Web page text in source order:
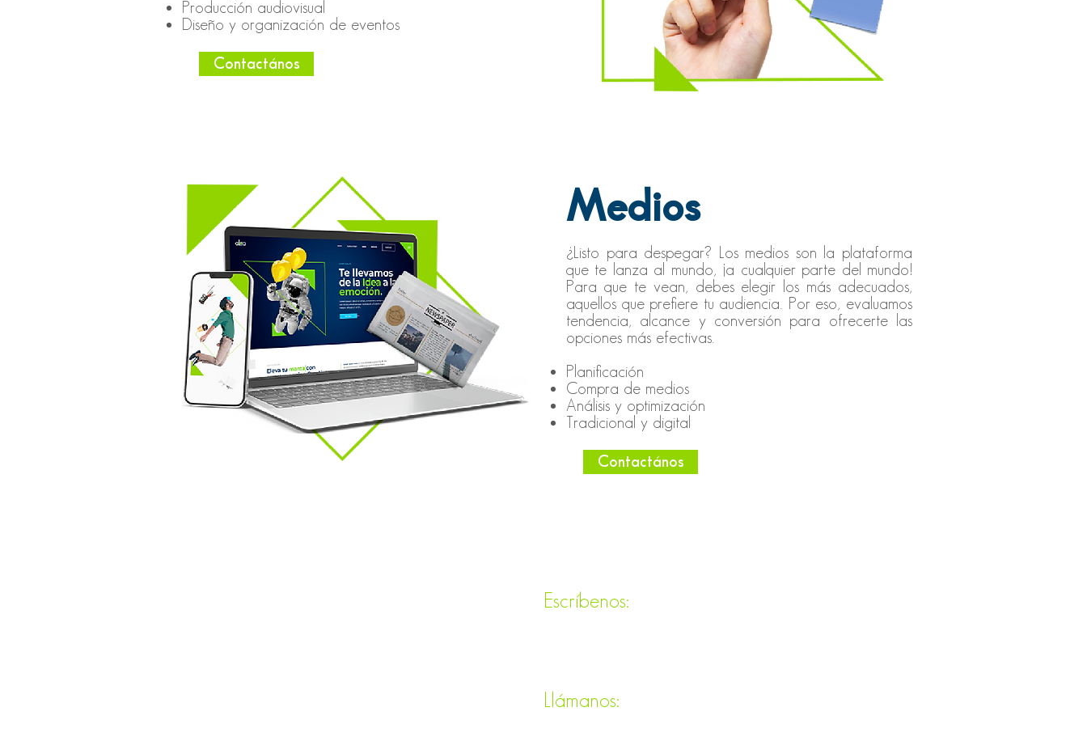
Producción audiovisual
Diseño y organización de eventos
Contactános
Medios
¿Listo para despegar? Los medios son la plataforma
que te lanza al mundo, ¡a cualquier parte del mundo!
Para que te vean, debes elegir los más adecuados,
aquellos que prefiere tu audiencia. Por eso, evaluamos
tendencia, alcance y conversión para ofrecerte las
opciones más efectivas.
Planificación
Compra de medios
Análisis y optimización
Tradicional y digital
Contactános
Escríbenos:
Llámanos: